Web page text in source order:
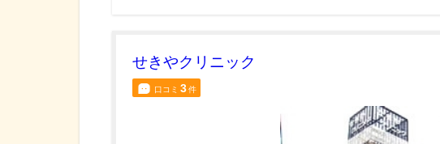
せきやクリニック
口コミ 3件